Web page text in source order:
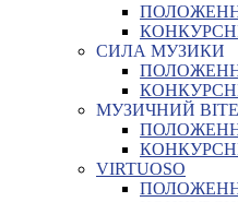
СИЛА МУЗИКИ
МУЗИЧНИЙ
VIRTUOSO